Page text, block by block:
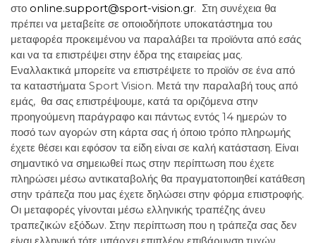
στο online.support@sport-vision.gr. Στη συνέχεια θα
πρέπει να μεταβείτε σε οποιοδήποτε υποκατάστημα του
μεταφορέα προκειμένου να παραλάβει τα προϊόντα από εσάς
και να τα επιστρέψει στην έδρα της εταιρείας μας.
Εναλλακτικά μπορείτε να επιστρέψετε το προϊόν σε ένα από
τα καταστήματα Sport Vision. Μετά την παραλαβή τους από
εμάς, θα σας επιστρέψουμε, κατά τα οριζόμενα στην
προηγούμενη παράγραφο και πάντως εντός 14 ημερών το
ποσό των αγορών στη κάρτα σας ή όποιο τρόπο πληρωμής
έχετε θέσει και εφόσον τα είδη είναι σε καλή κατάσταση. Είναι
σημαντικό να σημειωθεί πως στην περίπτωση που έχετε
πληρώσει μέσω αντικαταβολής θα πραγματοποιηθεί κατάθεση
στην τράπεζα που μας έχετε δηλώσει στην φόρμα επιστροφής.
Οι μεταφορές γίνονται μέσω ελληνικής τραπέζης άνευ
τραπεζικών εξόδων. Στην περίπτωση που η τράπεζα σας δεν